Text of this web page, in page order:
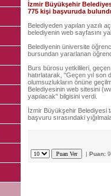
İzmir Büyükşehir
775 kişi başvuruda
Belediyeden yapılan yazılı
belediyenin web sayfasını
Belediyenin üniversite
bursundan yararlanan
Burs bürosu yetkilileri, geçen
hatırlatarak, ''Geçen yıl son
olumsuzlukların önüne
Belediyesinin web sitesini
yapılacak'' bilgisini verdi.
İzmir Büyükşehir Belediyesi
başvuru sırasındaki
| Puan: